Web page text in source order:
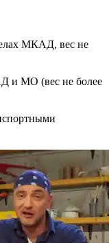
МКАД, вес не
и МО (вес не более